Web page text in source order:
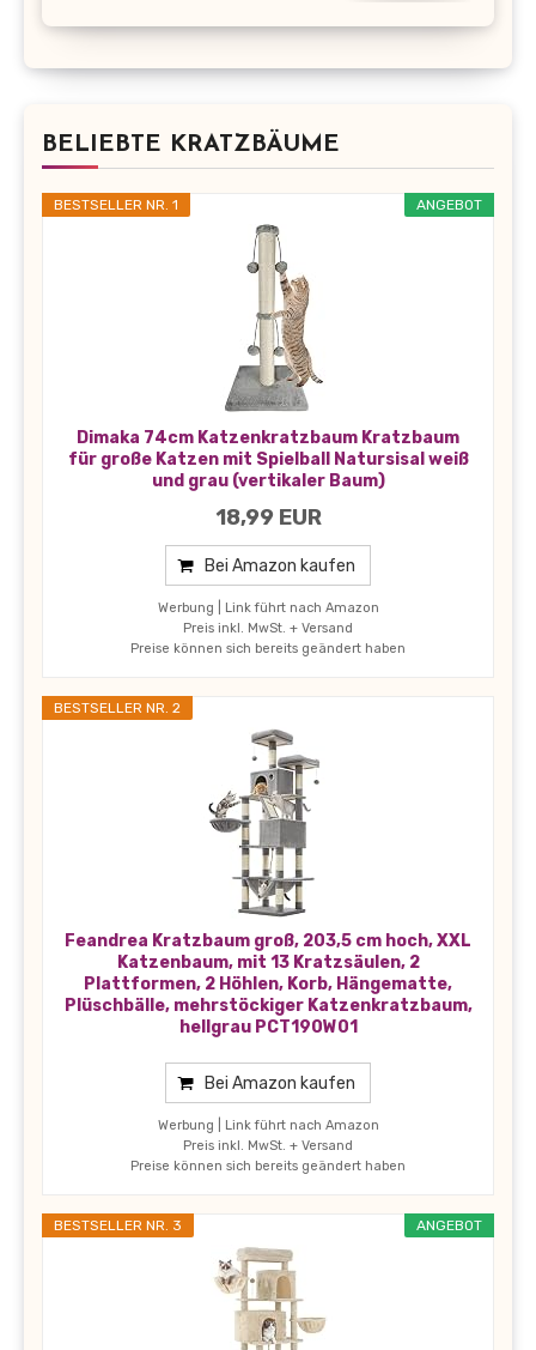
BELIEBTE KRATZBÄUME
ANGEBOT
BESTSELLER NR. 1
Dimaka 74cm Katzenkratzbaum Kratzbaum
für große Katzen mit Spielball Natursisal weiß
und grau (vertikaler Baum)
18,99 EUR
Bei Amazon kaufen
Werbung | Link führt nach Amazon
Preis inkl. MwSt. + Versand
Preise können sich bereits geändert haben
BESTSELLER NR. 2
Feandrea Kratzbaum groß, 203,5 cm hoch, XXL
Katzenbaum, mit 13 Kratzsäulen, 2
Plattformen, 2 Höhlen, Korb, Hängematte,
Plüschbälle, mehrstöckiger Katzenkratzbaum,
hellgrau PCT190W01
Bei Amazon kaufen
Werbung | Link führt nach Amazon
Preis inkl. MwSt. + Versand
Preise können sich bereits geändert haben
ANGEBOT
BESTSELLER NR. 3